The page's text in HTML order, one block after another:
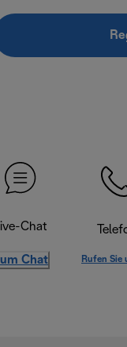
Chat
Chat Rufen Sie